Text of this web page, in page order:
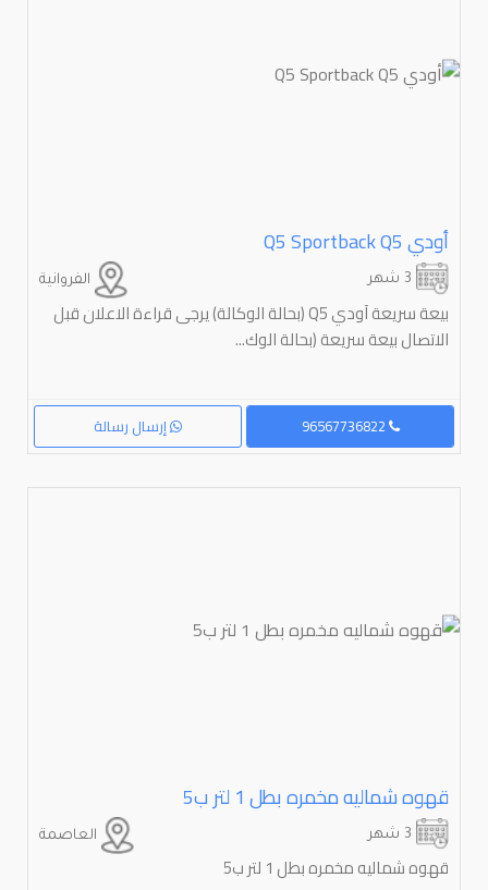
أودي ⁦Q5⁩ ⁦Q5 Sportback⁩
الفروانية
بيعة سريعة آودي ⁦Q5⁩ (بحالة الوكالة) يرجى قراءة الاعلان قبل
الاتصال بيعة سريعة (بحالة الوك...
إرسال رسالة 96567736822
قهوه شماليه مخمره بطل ⁦⁦1⁩⁩ لتر ب⁦⁦5⁩⁩
العاصمة
قهوه شماليه مخمره بطل 1 لتر ب5